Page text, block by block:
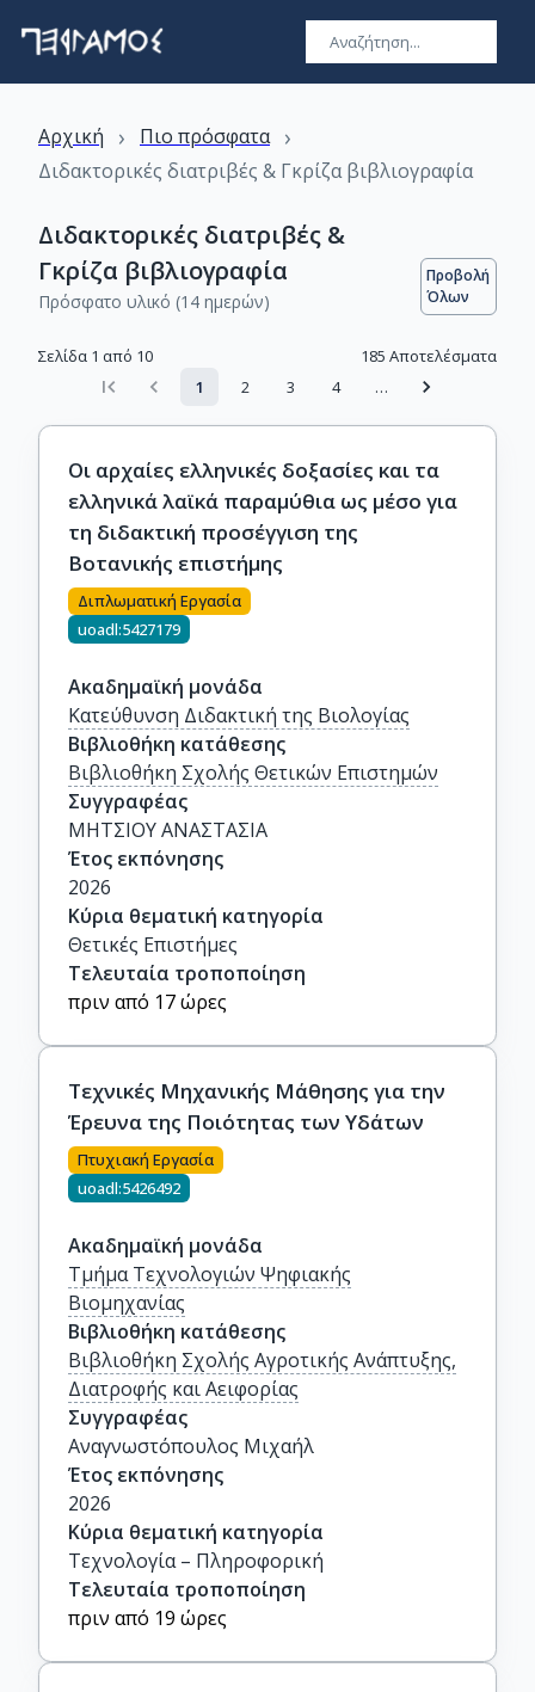
Αρχική › Πιο πρόσφατα ›
Διδακτορικές διατριβές & Γκρίζα βιβλιογραφία
Διδακτορικές διατριβές &
Γκρίζα βιβλιογραφία
Πρόσφατο υλικό (14 ημερών)
Προβολή
Όλων
Σελίδα 1 από 10 185 Αποτελέσματα
1
2 3 4 …
Οι αρχαίες ελληνικές δοξασίες και τα
ελληνικά λαϊκά παραμύθια ως μέσο για
τη διδακτική προσέγγιση της
Βοτανικής επιστήμης
Διπλωματική Εργασία
uoadl:5427179
Ακαδημαϊκή μονάδα
Κατεύθυνση Διδακτική της Βιολογίας
Βιβλιοθήκη κατάθεσης
Βιβλιοθήκη Σχολής Θετικών Επιστημών
Συγγραφέας
ΜΗΤΣΙΟΥ ΑΝΑΣΤΑΣΙΑ
Έτος εκπόνησης
2026
Κύρια θεματική κατηγορία
Θετικές Επιστήμες
Τελευταία τροποποίηση
πριν από 17 ώρες
Τεχνικές Μηχανικής Μάθησης για την
Έρευνα της Ποιότητας των Υδάτων
Πτυχιακή Εργασία
uoadl:5426492
Ακαδημαϊκή μονάδα
Τμήμα Τεχνολογιών Ψηφιακής
Βιομηχανίας
Βιβλιοθήκη κατάθεσης
Βιβλιοθήκη Σχολής Αγροτικής Ανάπτυξης,
Διατροφής και Αειφορίας
Συγγραφέας
Αναγνωστόπουλος Μιχαήλ
Έτος εκπόνησης
2026
Κύρια θεματική κατηγορία
Τεχνολογία – Πληροφορική
Τελευταία τροποποίηση
πριν από 19 ώρες